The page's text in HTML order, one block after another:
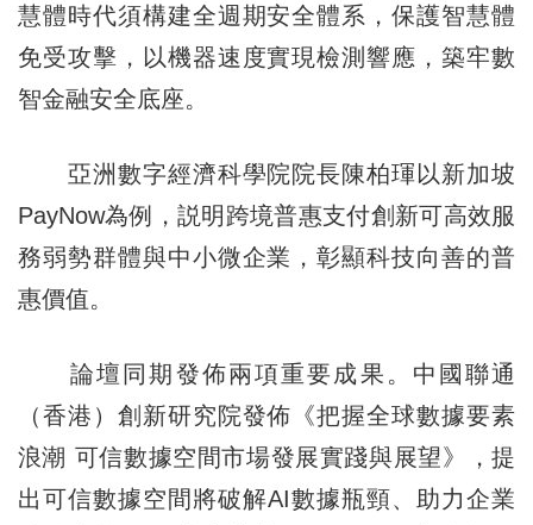
慧體時代須構建全週期安全體系，保護智慧體
免受攻擊，以機器速度實現檢測響應，築牢數
智金融安全底座。
亞洲數字經濟科學院院長陳柏琿以新加坡
PayNow為例，説明跨境普惠支付創新可高效服
務弱勢群體與中小微企業，彰顯科技向善的普
惠價值。
論壇同期發佈兩項重要成果。中國聯通
（香港）創新研究院發佈《把握全球數據要素
浪潮 可信數據空間市場發展實踐與展望》，提
出可信數據空間將破解AI數據瓶頸、助力企業